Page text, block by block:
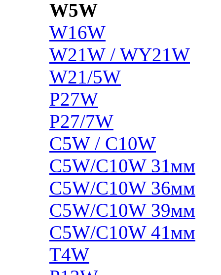
W5W
W16W
W21W / WY21W
W21/5W
P27W
P27/7W
C5W / C10W
C5W/C10W 31мм
C5W/C10W 36мм
C5W/C10W 39мм
C5W/C10W 41мм
T4W